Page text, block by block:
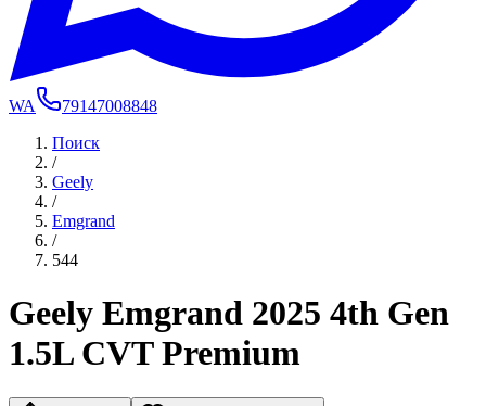
WA
79147008848
Поиск
/
Geely
/
Emgrand
/
544
Geely Emgrand 2025 4th Gen
1.5L CVT Premium